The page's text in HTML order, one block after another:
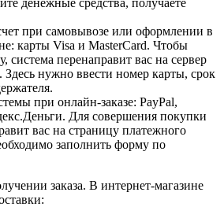
при самовывозе или оформлении в
карты Visa и MasterCard. Чтобы
система перенаправит вас на сервер
нужно ввести номер карты, срок
при онлайн-заказе: PayPal,
Для совершения покупки
вас на страницу платежного
заполнить форму по
заказа. В интернет-магазине